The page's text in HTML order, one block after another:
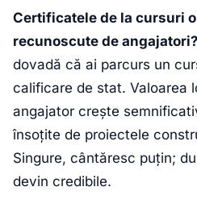
Certificatele de la cursuri
recunoscute de angajatori?
dovadă că ai parcurs un
calificare de stat. Valoarea
angajator crește
însoțite de proiectele
Singure, cântăresc puțin;
devin credibile.